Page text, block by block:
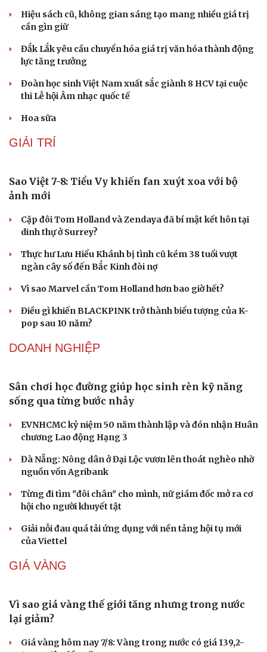
Giá vàng hôm nay 7/8: Vàng trong nước có giá 139,2-
142,2 triệu đồng/lượng
VĂN HÓA
“Chạm Việt Nam 2026”: Cùng thế hệ trẻ nuôi
dưỡng văn hóa Việt trên không gian số
Hiệu sách cũ, không gian sáng tạo mang nhiều giá trị
cần gìn giữ
Đắk Lắk yêu cầu chuyển hóa giá trị văn hóa thành động
lực tăng trưởng
Đoàn học sinh Việt Nam xuất sắc giành 8 HCV tại cuộc
thi Lễ hội Âm nhạc quốc tế
GIẢI TRÍ
Sao Việt 7-8: Tiểu Vy khiến fan xuýt xoa với bộ
Cặp đôi Tom Holland và Zendaya đã bí mật kết hôn tại
dinh thự ở Surrey?
Thực hư Lưu Hiểu Khánh bị tình cũ kém 38 tuổi vượt